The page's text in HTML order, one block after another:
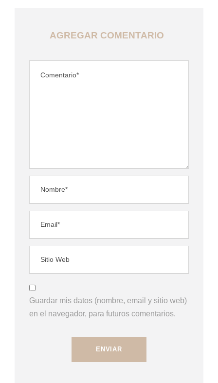
AGREGAR COMENTARIO
Guardar mis datos (nombre, email y sitio web)
en el navegador, para futuros comentarios.